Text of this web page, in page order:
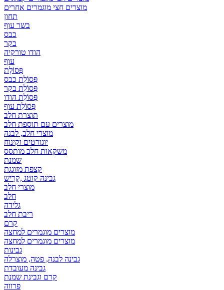
מוצרים חצי מוגמרים אחרים
תחון
בשר עוף
כבס
בקר
הודו טורקיה
עוף
פְּסוֹלֶת
פְּסוֹלֶת כבס
פְּסוֹלֶת בקר
פְּסוֹלֶת הודו
פְּסוֹלֶת עוף
תוצרת חלב
מוצרים עם תוספת חלב
מוצרי חלב, לבנה
יוגורטים וקינוח
משקאות חלב מותסס
שמנת
קצפת מזוגגת
גבינה קוטג ,קָרִישׁ
מוצרי חלב
חלב
גלידה
ריבת חלב
קרם
מוצרים מוגמרים למחצה
מוצרים מוגמרים למחצה
גבינות
גבינה לבנה, פטה, מוצרלה
גבינה מעובדת
קרם וגבינת שמנת
פרווה